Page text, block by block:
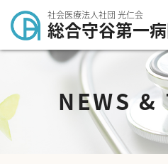
社会医療法人社団 光仁会
総合守谷第一
NEWS &